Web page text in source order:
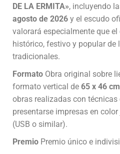
DE LA ERMITA», incluyendo
agosto de 2026 y el escudo
valorará especialmente que
histórico, festivo y popular de
tradicionales.
Formato Obra original sobre
formato vertical de 65 x 46 cm
obras realizadas con técnicas
presentarse impresas en
(USB o similar).
Premio Premio único e